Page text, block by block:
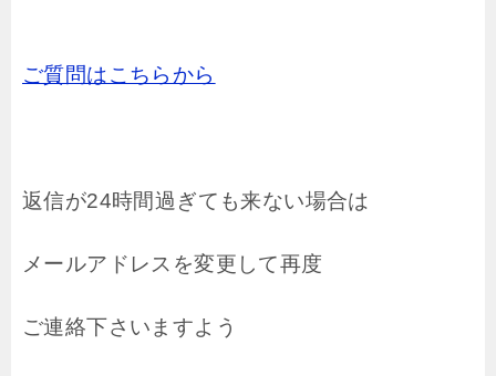
ご質問はこちらから
返信が24時間過ぎても来ない場合は
メールアドレスを変更して再度
ご連絡下さいますよう